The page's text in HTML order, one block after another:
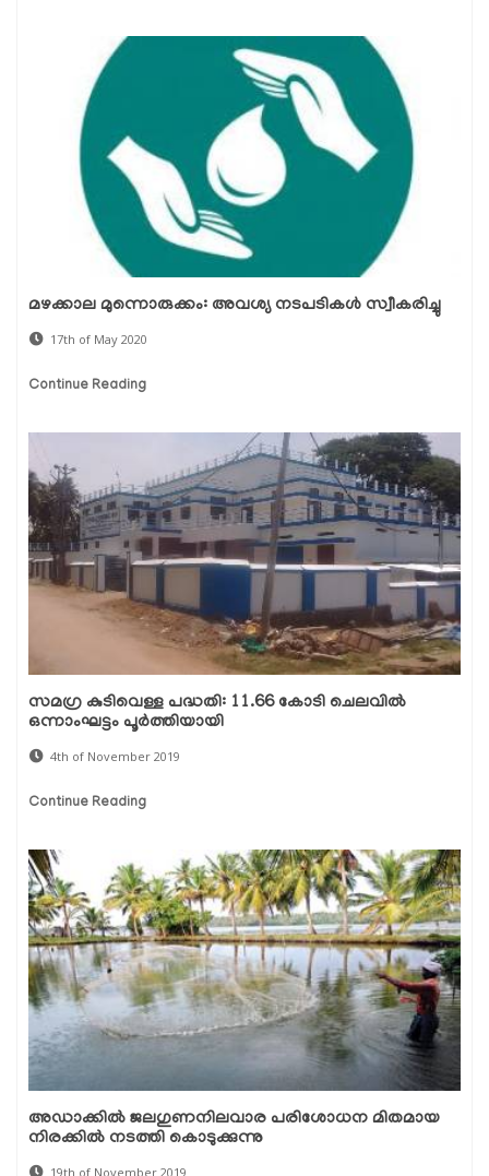
മഴക്കാല മുന്നൊരുക്കം: അവശ്യ നടപടികള്‍ സ്വീകരിച്ചു
17th of May 2020
Continue Reading
സമഗ്ര കുടിവെള്ള പദ്ധതി: 11.66 കോടി ചെലവില്‍
ഒന്നാംഘട്ടം പൂര്‍ത്തിയായി
4th of November 2019
Continue Reading
അഡാക്കില്‍ ജലഗുണനിലവാര പരിശോധന മിതമായ
നിരക്കില്‍ നടത്തി കൊടുക്കുന്നു
19th of November 2019